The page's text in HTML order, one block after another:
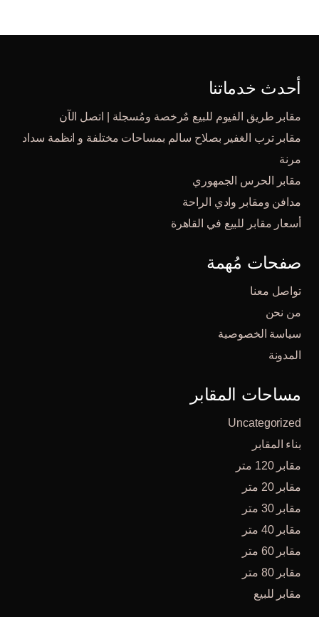
أحدث خدماتنا
مقابر طريق الفيوم للبيع مٌرخصة ومُسجلة | اتصل الآن
مقابر ترب الغفير بصلاح سالم بمساحات مختلفة و انظمة سداد
مرنة
مقابر الحرس الجمهوري
مدافن ومقابر وادي الراحة
أسعار مقابر للبيع في القاهرة
صفحات مُهمة
تواصل معنا
من نحن
سياسة الخصوصية
المدونة
مساحات المقابر
Uncategorized
بناء المقابر
مقابر 120 متر
مقابر 20 متر
مقابر 30 متر
مقابر 40 متر
مقابر 60 متر
مقابر 80 متر
مقابر للبيع